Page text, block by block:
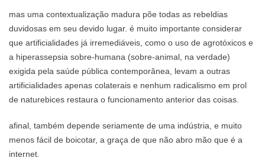
mas uma contextualização madura põe todas as rebeldias
duvidosas em seu devido lugar. é muito importante considerar
que artificialidades já irremediáveis, como o uso de agrotóxicos e
a hiperassepsia sobre-humana (sobre-animal, na verdade)
exigida pela saúde pública contemporânea, levam a outras
artificialidades apenas colaterais e nenhum radicalismo em prol
de naturebices restaura o funcionamento anterior das coisas.
afinal, também depende seriamente de uma indústria, e muito
menos fácil de boicotar, a graça de que não abro mão que é a
internet.